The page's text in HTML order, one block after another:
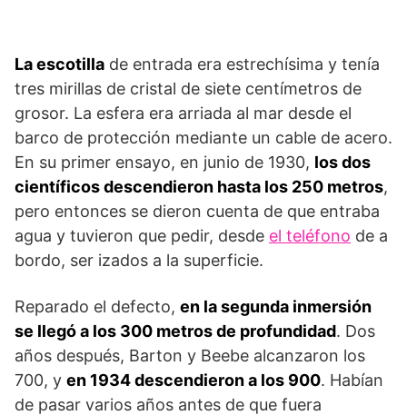
La escotilla de entrada era estrechísima y tenía
tres mirillas de cristal de siete centímetros de
grosor. La esfera era arriada al mar desde el
barco de protección mediante un cable de acero.
En su primer ensayo, en junio de 1930, los dos
científicos descendieron hasta los 250 metros,
pero entonces se dieron cuenta de que entraba
agua y tuvieron que pedir, desde el teléfono de a
bordo, ser izados a la superficie.
Reparado el defecto, en la segunda inmersión
se llegó a los 300 metros de profundidad. Dos
años después, Barton y Beebe alcanzaron los
700, y en 1934 descendieron a los 900. Habían
de pasar varios años antes de que fuera